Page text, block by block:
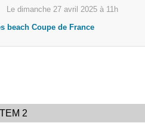
Le dimanche 27 avril 2025 à 11h
beach Coupe de France
2